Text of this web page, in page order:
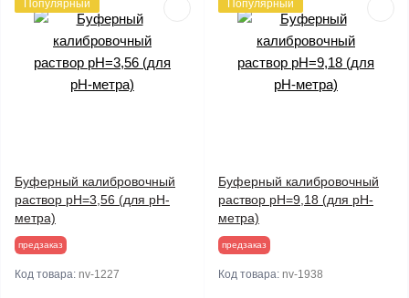
Популярный
Буферный калибровочный
раствор рН=3,56 (для pH-
метра)
предзаказ
Код товара: nv-1227
Популярный
Буферный калибровочный
раствор рН=9,18 (для pH-
метра)
предзаказ
Код товара: nv-1938